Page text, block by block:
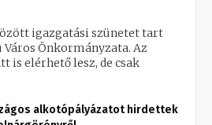
igazgatási szünetet tart
Önkormányzata. Az
is elérhető lesz, de csak
alkotópályázatot hirdettek